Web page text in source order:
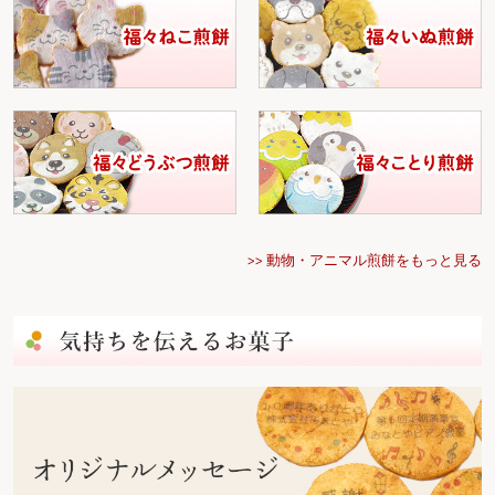
>> 動物・アニマル煎餅をもっと見る